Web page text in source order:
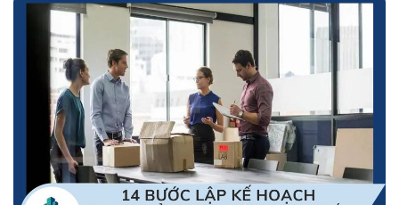
I.Thị trường văn phòng cho thuê tại phường Xóm Chiếu
năm 2026 có gì nổi bật?
II.Giá thuê văn phòng phường Xóm Chiếu năm 2026 là
bao nhiêu?
III.Tiện ích văn phòng cho thuê tại phường Xóm Chiếu có
gì nổi bật?
IV. Các tuyến đường và cụm văn phòng nổi bật tại
phường Xóm Chiếu
V.Top tòa nhà văn phòng nổi bật tại phường Xóm Chiếu
VI. So sánh thị trường văn phòng phường Xóm Chiếu với